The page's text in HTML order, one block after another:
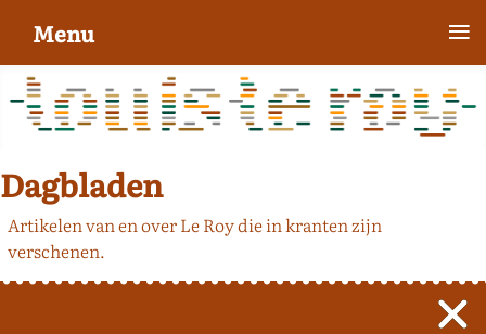
Dagbladen
Artikelen van en over Le Roy die in kranten zijn
verschenen.
Menu ≡